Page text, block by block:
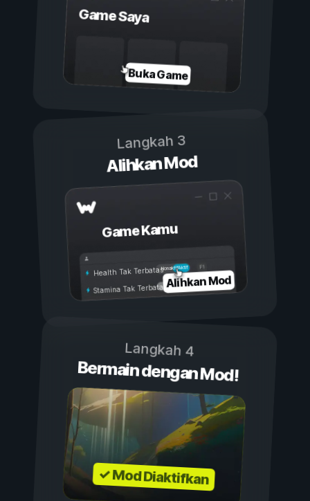
Game Saya
Buka Game
Langkah 3
Alihkan Mod
Game Kamu
Aktif
Nonaktif
Health Tak Terbatas
Stamina Tak TerbatasAlihkan Mod
Langkah 4
Bermain dengan Mod!
✓ Mod Diaktifkan